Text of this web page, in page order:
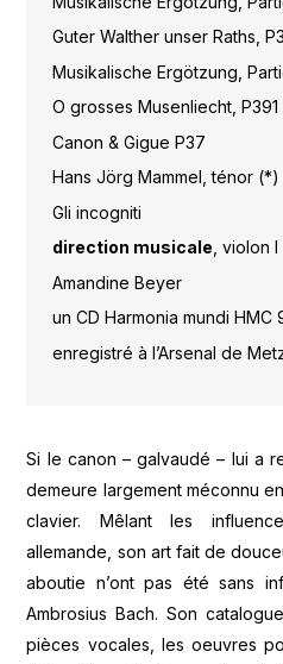
Guter Walther unser Raths,
Musikalische Ergötzung,
O grosses Musenliecht, P391
Canon & Gigue P37
Hans Jörg Mammel, ténor (*)
Gli incogniti
direction musicale , violon
Amandine Beyer
un CD Harmonia mundi
enregistré à l’Arsenal de
Si le canon – galvaudé – lui a
demeure largement méconnu
clavier. Mêlant les
allemande, son art fait de
aboutie n’ont pas été sans
Ambrosius Bach. Son
pièces vocales, les oeuvres